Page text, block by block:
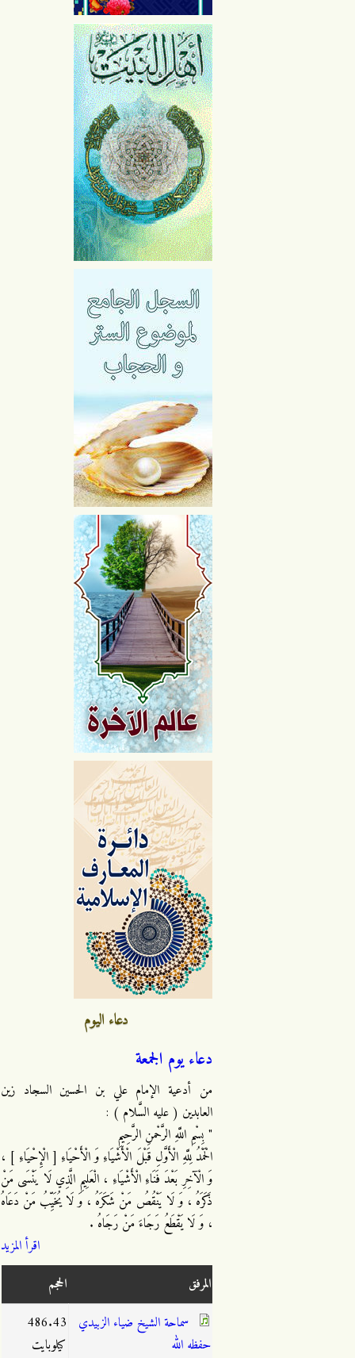
دعاء اليوم
دعاء يوم الجمعة
من أدعية الإمام علي بن الحسين السجاد زين
العابدين ( عليه السَّلام ) :
" بِسْمِ اللَّهِ الرَّحْمنِ الرَّحِيمِ
الْحَمْدُ لِلَّهِ الْأَوَّلِ قَبْلَ الْأَشْيَاءِ وَ الْأَحْيَاءِ [ الْإِحْيَاءِ ] ،
وَ الْآخِرِ بَعْدَ فَنَاءِ الْأَشْيَاءِ ، الْعَلِيمِ الَّذِي لَا يَنْسَى مَنْ
ذَكَرَهُ ، وَ لَا يَنْقُصُ مَنْ شَكَرَهُ ، وَ لَا يُخَيِّبُ مَنْ دَعَاهُ
، وَ لَا يَقْطَعُ رَجَاءَ مَنْ رَجَاهُ .
اقرأ المزيد
المرفق
الحجم
سماحة الشيخ ضياء الزبيدي
حفظه الله
486.43
كيلوبايت